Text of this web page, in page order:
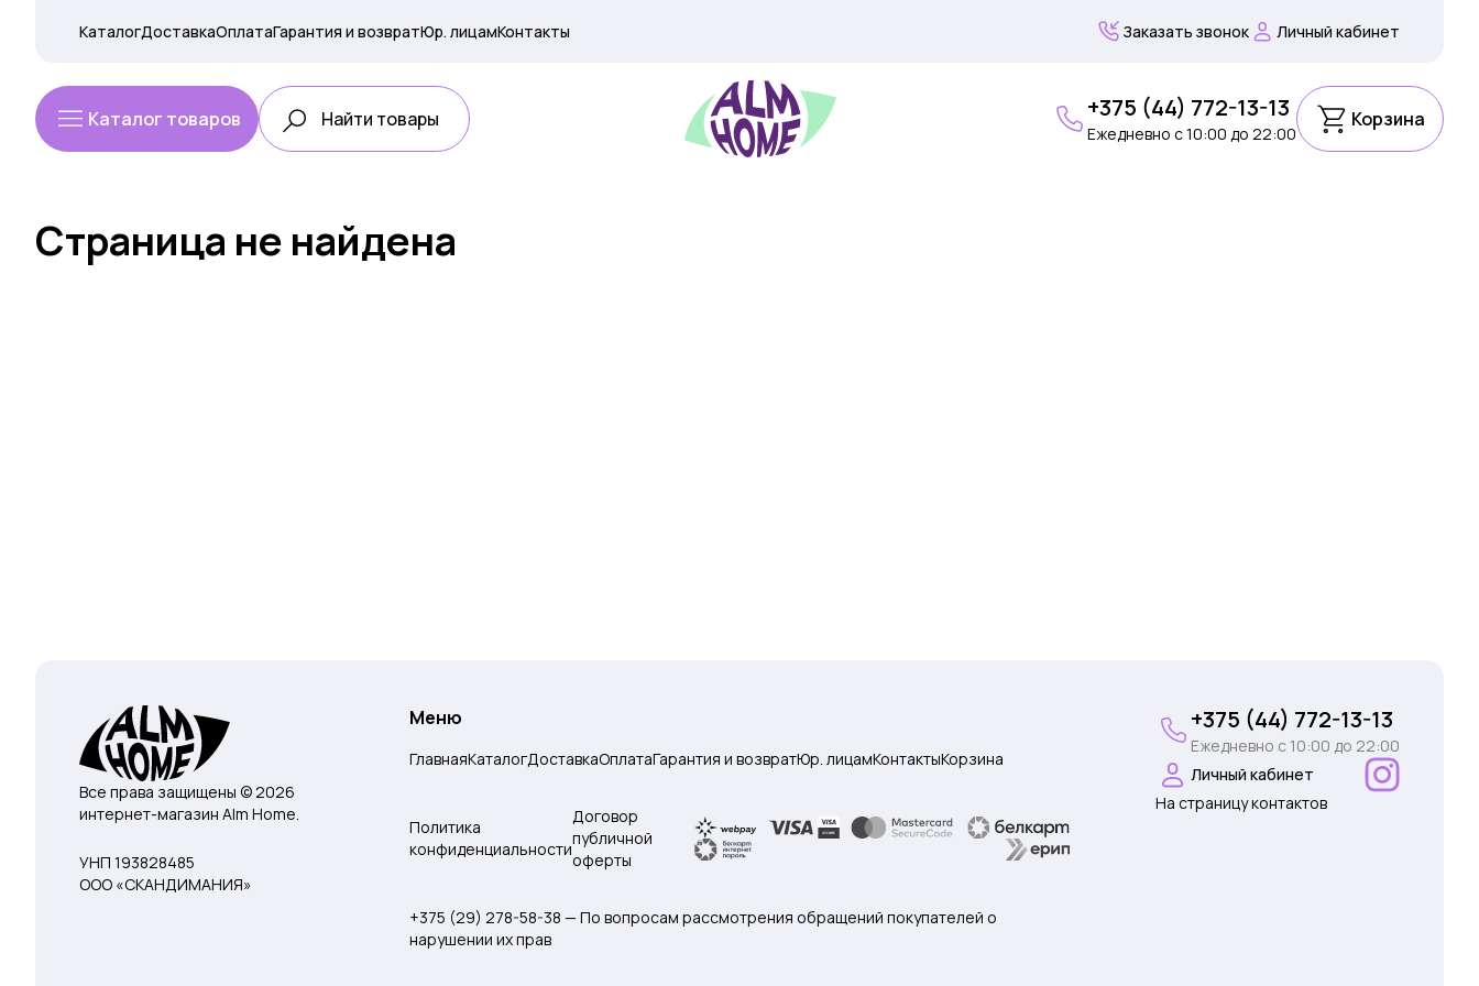
КаталогДоставкаОплатаГарантия и возвратЮр. лицамКонтакты Заказать звонок Личный кабинет
Каталог товаров +375 (44) 772-13-13
Ежедневно c 10:00 до 22:00
Корзина
Страница не найдена
Все права защищены © 2026
интернет-магазин Alm Home.
УНП 193828485
ООО «СКАНДИМАНИЯ»
Меню
ГлавнаяКаталогДоставкаОплатаГарантия и возвратЮр. лицамКонтактыКорзина
Политика
конфиденциальности
Договор
публичной
оферты
+375 (29) 278-58-38 — По вопросам рассмотрения обращений покупателей о
нарушении их прав
+375 (44) 772-13-13
Ежедневно c 10:00 до 22:00
Личный кабинет
На страницу контактов